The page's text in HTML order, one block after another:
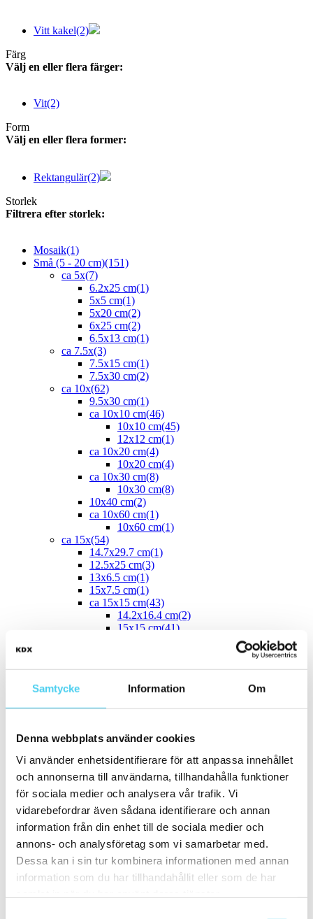
Samtycke Information Om
Denna webbplats använder cookies
Vi använder enhetsidentifierare för att anpassa innehållet
och annonserna till användarna, tillhandahålla funktioner
för sociala medier och analysera vår trafik. Vi
vidarebefordrar även sådana identifierare och annan
information från din enhet till de sociala medier och
annons- och analysföretag som vi samarbetar med.
Dessa kan i sin tur kombinera informationen med annan
information som du har tillhandahållit eller som de har
Vitt kakel(2)
Färg
Välj en eller flera färger:
Vit(2)
Form
Välj en eller flera former:
Rektangulär(2)
Storlek
Filtrera efter storlek:
Mosaik(1)
Små (5 - 20 cm)(151)
ca 5x(7)
6.2x25 cm(1)
5x5 cm(1)
5x20 cm(2)
6x25 cm(2)
6.5x13 cm(1)
ca 7.5x(3)
7.5x15 cm(1)
7.5x30 cm(2)
ca 10x(62)
9.5x30 cm(1)
ca 10x10 cm(46)
10x10 cm(45)
12x12 cm(1)
ca 10x20 cm(4)
10x20 cm(4)
ca 10x30 cm(8)
10x30 cm(8)
10x40 cm(2)
ca 10x60 cm(1)
10x60 cm(1)
ca 15x(54)
14.7x29.7 cm(1)
12.5x25 cm(3)
13x6.5 cm(1)
15x7.5 cm(1)
ca 15x15 cm(43)
14.2x16.4 cm(2)
15x15 cm(41)
15x60 cm(1)
20x5 cm(2)
20x10 cm
(4)
20x25 cm(1)
20x30 cm(1)
20x40 cm(1)
ca 20x60 cm
20x58 cm(1)
20x60 cm(1)
Mellan (25 - 50 cm)(67)
ca 25x
25x12.5 cm(3)
25x6.2 cm(1)